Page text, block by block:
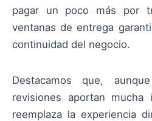
pagar un poco más por
ventanas de entrega
continuidad del negocio.
Destacamos que,
revisiones aportan mucha
reemplaza la experiencia